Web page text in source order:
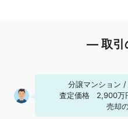
― 取引
分譲マンション /
査定価格
2,900万
売却